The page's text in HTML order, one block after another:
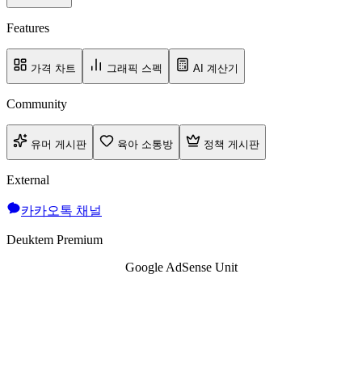
Features
가격 차트 그래픽 스펙 AI 계산기
Community
유머 게시판 육아 소통방 정책 게시판
External
카카오톡 채널
Deuktem Premium
Google AdSense Unit